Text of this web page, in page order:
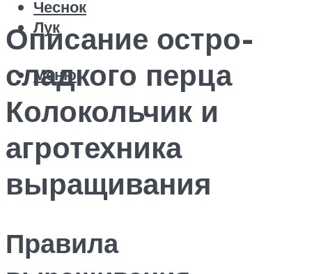
Чеснок
Лук
Меню
Описание остро-
сладкого перца
Колокольчик и
агротехника
выращивания
Правила